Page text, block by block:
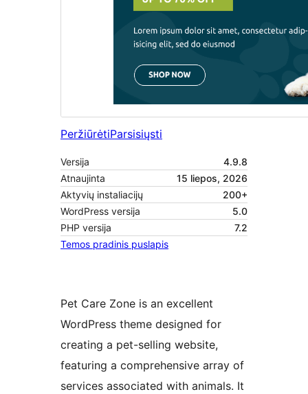
PeržiūrėtiParsisiųsti
Versija
4.9.8
Atnaujinta
15 liepos, 2026
Aktyvių instaliacijų
200+
WordPress versija
5.0
PHP versija
7.2
Temos pradinis puslapis
Pet Care Zone is an excellent
WordPress theme designed for
creating a pet-selling website,
featuring a comprehensive array of
services associated with animals. It